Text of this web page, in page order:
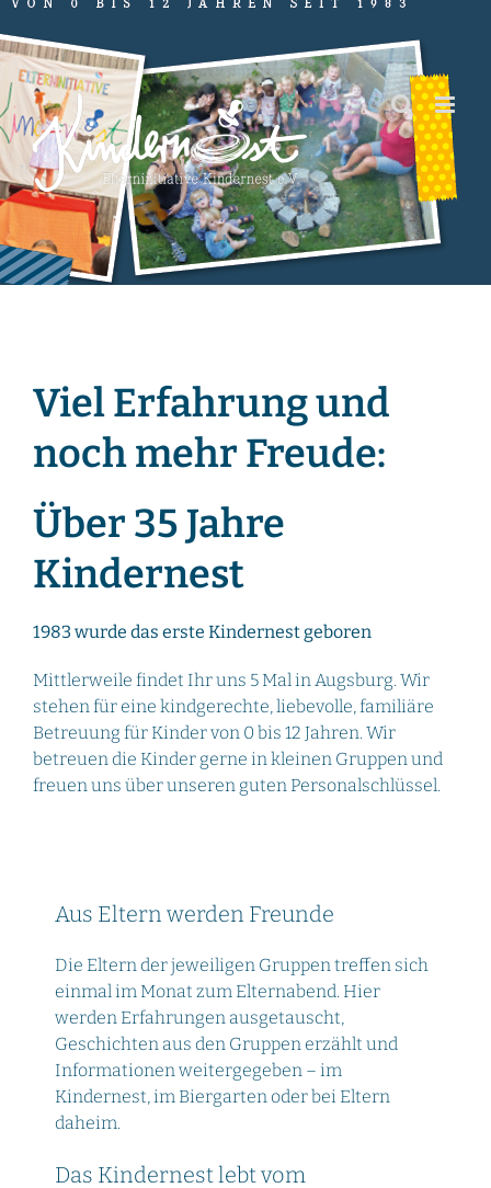
Zum
Inhalt
springen
Viel Erfahrung und
noch mehr Freude:
Über 35 Jahre
Kindernest
1983 wurde das erste Kindernest geboren
Mittlerweile findet Ihr uns 5 Mal in Augsburg. Wir
stehen für eine kindgerechte, liebevolle, familiäre
Betreuung für Kinder von 0 bis 12 Jahren. Wir
betreuen die Kinder gerne in kleinen Gruppen und
freuen uns über unseren guten Personalschlüssel.
Aus Eltern werden Freunde
Die Eltern der jeweiligen Gruppen treffen sich
einmal im Monat zum Elternabend. Hier
werden Erfahrungen ausgetauscht,
Geschichten aus den Gruppen erzählt und
Informationen weitergegeben – im
Kindernest, im Biergarten oder bei Eltern
daheim.
Das Kindernest lebt vom